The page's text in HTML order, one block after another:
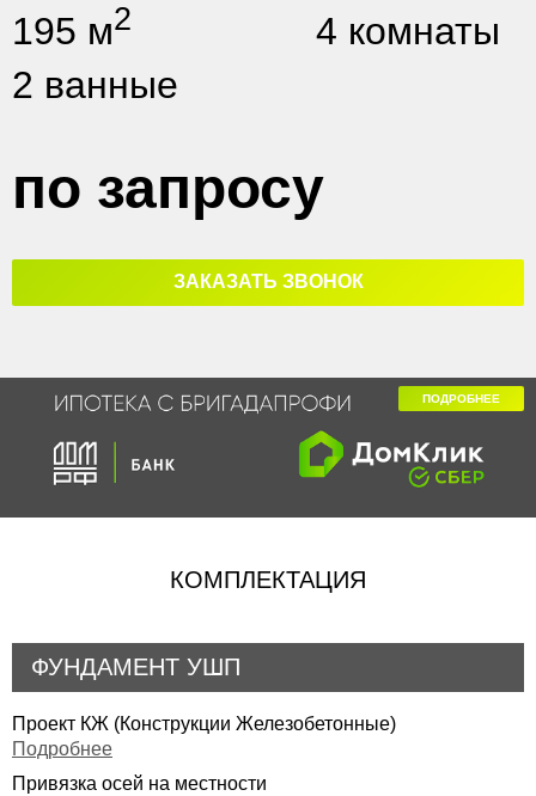
195 м2
4 комнаты
2 ванные
по запросу
ЗАКАЗАТЬ ЗВОНОК
ПОДРОБНЕЕ
КОМПЛЕКТАЦИЯ
ФУНДАМЕНТ УШП
Проект КЖ (Конструкции Железобетонные)
Подробнее
Привязка осей на местности